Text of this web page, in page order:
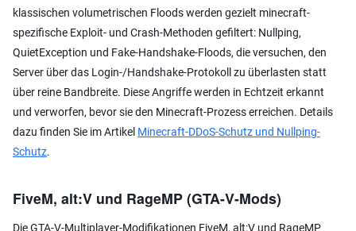
klassischen volumetrischen Floods werden gezielt minecraft-
spezifische Exploit- und Crash-Methoden gefiltert: Nullping,
QuietException und Fake-Handshake-Floods, die versuchen, den
Server über das Login-/Handshake-Protokoll zu überlasten statt
über reine Bandbreite. Diese Angriffe werden in Echtzeit erkannt
und verworfen, bevor sie den Minecraft-Prozess erreichen. Details
dazu finden Sie im Artikel Minecraft-DDoS-Schutz und Nullping-
Schutz.
FiveM, alt:V und RageMP (GTA-V-Mods)
Die GTA-V-Multiplayer-Modifikationen FiveM, alt:V und RageMP